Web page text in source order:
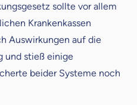
sollte vor allem
Krankenkassen
Auswirkungen auf die
und stieß einige
beider Systeme noch
aus Überzeugung für
Tarifen am Markt